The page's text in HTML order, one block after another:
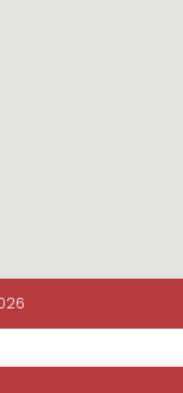
sua mensagem